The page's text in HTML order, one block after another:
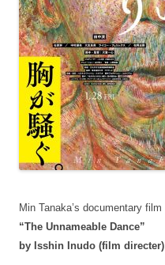
Min Tanaka’s documentary film
“The Unnameable Dance”
by Isshin Inudo (film directer)